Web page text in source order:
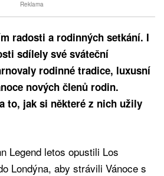
Reklama
radosti a rodinných setkání. I
sdílely své sváteční
rodinné tradice, luxusní
nových členů rodin.
to, jak si některé z nich užily
Legend letos opustili Los
Londýna, aby strávili Vánoce s